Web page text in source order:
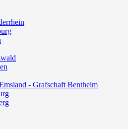
- Grafschaft Bentheim